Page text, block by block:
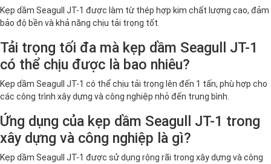
Kẹp dầm Seagull JT-1 được làm từ thép hợp kim chất lượng cao, đảm
bảo độ bền và khả năng chịu tải trọng tốt.
Tải trọng tối đa mà kẹp dầm Seagull JT-1
có thể chịu được là bao nhiêu?
Kẹp dầm Seagull JT-1 có thể chịu tải trọng lên đến 1 tấn, phù hợp cho
các công trình xây dựng và công nghiệp nhỏ đến trung bình.
Ứng dụng của kẹp dầm Seagull JT-1 trong
xây dựng và công nghiệp là gì?
Kẹp dầm Seagull JT-1 được sử dụng rộng rãi trong xây dựng và công